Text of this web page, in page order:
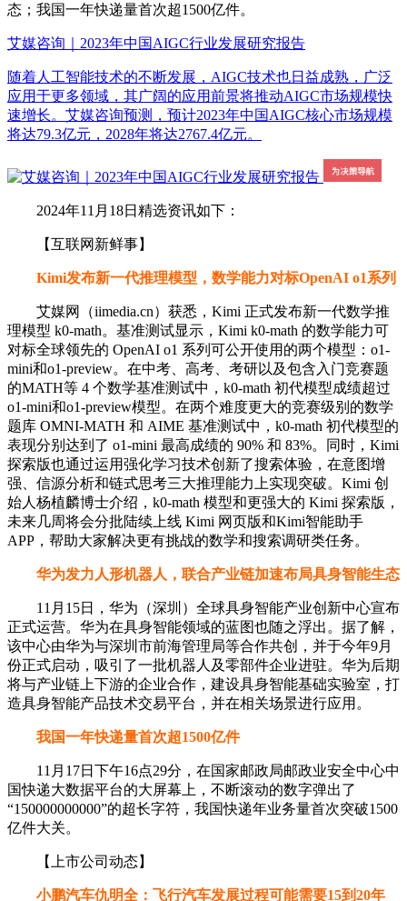
态；我国一年快递量首次超1500亿件。
艾媒咨询｜2023年中国AIGC行业发展研究报告
随着人工智能技术的不断发展，AIGC技术也日益成熟，广泛
应用于更多领域，其广阔的应用前景将推动AIGC市场规模快
速增长。艾媒咨询预测，预计2023年中国AIGC核心市场规模
将达79.3亿元，2028年将达2767.4亿元。
2024年11月18日精选资讯如下：
【互联网新鲜事】
Kimi发布新一代推理模型，数学能力对标OpenAI o1系列
艾媒网（iimedia.cn）获悉，Kimi 正式发布新一代数学推
理模型 k0-math。基准测试显示，Kimi k0-math 的数学能力可
对标全球领先的 OpenAI o1 系列可公开使用的两个模型：o1-
mini和o1-preview。在中考、高考、考研以及包含入门竞赛题
的MATH等 4 个数学基准测试中，k0-math 初代模型成绩超过
o1-mini和o1-preview模型。在两个难度更大的竞赛级别的数学
题库 OMNI-MATH 和 AIME 基准测试中，k0-math 初代模型的
表现分别达到了 o1-mini 最高成绩的 90% 和 83%。同时，Kimi
探索版也通过运用强化学习技术创新了搜索体验，在意图增
强、信源分析和链式思考三大推理能力上实现突破。Kimi 创
始人杨植麟博士介绍，k0-math 模型和更强大的 Kimi 探索版，
未来几周将会分批陆续上线 Kimi 网页版和Kimi智能助手
APP，帮助大家解决更有挑战的数学和搜索调研类任务。
华为发力人形机器人，联合产业链加速布局具身智能生态
11月15日，华为（深圳）全球具身智能产业创新中心宣布
正式运营。华为在具身智能领域的蓝图也随之浮出。据了解，
该中心由华为与深圳市前海管理局等合作共创，并于今年9月
份正式启动，吸引了一批机器人及零部件企业进驻。华为后期
将与产业链上下游的企业合作，建设具身智能基础实验室，打
造具身智能产品技术交易平台，并在相关场景进行应用。
我国一年快递量首次超1500亿件
11月17日下午16点29分，在国家邮政局邮政业安全中心中
国快递大数据平台的大屏幕上，不断滚动的数字弹出了
“150000000000”的超长字符，我国快递年业务量首次突破1500
亿件大关。
【上市公司动态】
小鹏汽车仇明全：飞行汽车发展过程可能需要15到20年